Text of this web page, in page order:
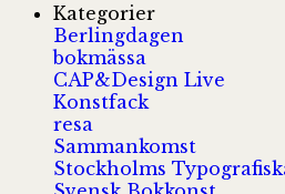
Kategorier
Berlingdagen
bokmässa
CAP&Design Live
Konstfack
resa
Sammankomst
Stockholms